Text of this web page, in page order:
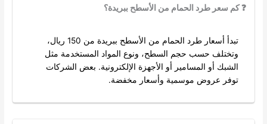
❓ كم سعر طرد الحمام من الأسطح ببريدة؟
تبدأ أسعار طرد الحمام من الأسطح ببريدة من 150 ريال،
وتختلف حسب حجم السطح، ونوع المواد المستخدمة مثل
الشبك أو المسامير أو الأجهزة الإلكترونية. بعض الشركات
توفر عروض موسمية وأسعار مخفضة.